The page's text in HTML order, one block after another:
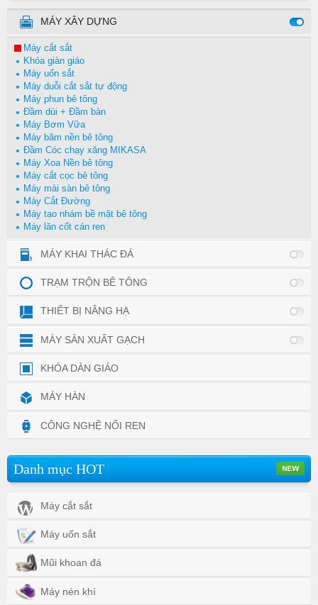
MÁY XÂY DỰNG
Máy cắt sắt
Khóa giàn giáo
Máy uốn sắt
Máy duỗi cắt sắt tự động
Máy phun bê tông
Đầm dùi + Đầm bàn
Máy Bơm Vữa
Máy băm nền bê tông
Đầm Cóc chạy xăng MIKASA
Máy Xoa Nền bê tông
Máy cắt cọc bê tông
Máy mài sàn bê tông
Máy Cắt Đường
Máy tạo nhám bề mặt bê tông
Máy lăn cốt cán ren
MÁY KHAI THÁC ĐÁ
TRẠM TRỘN BÊ TÔNG
THIẾT BỊ NÂNG HẠ
MÁY SẢN XUẤT GẠCH
KHÓA DÀN GIÁO
MÁY HÀN
CÔNG NGHỆ NỐI REN
Danh mục HOT
Máy cắt sắt
Máy uốn sắt
Mũi khoan đá
Máy nén khí